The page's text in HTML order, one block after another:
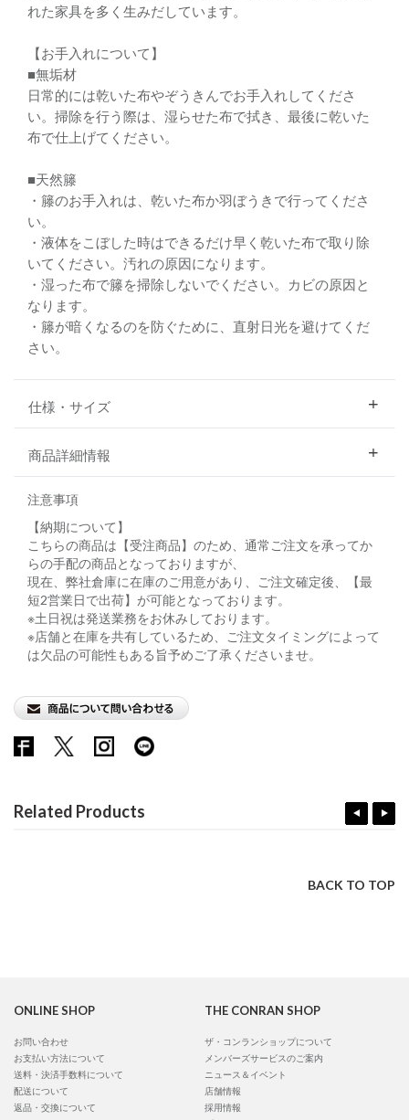
れた家具を多く生みだしています。
【お手入れについて】
■無垢材
日常的には乾いた布やぞうきんでお手入れしてくださ
い。掃除を行う際は、湿らせた布で拭き、最後に乾いた
布で仕上げてください。
■天然籐
・籐のお手入れは、乾いた布か羽ぼうきで行ってくださ
い。
・液体をこぼした時はできるだけ早く乾いた布で取り除
いてください。汚れの原因になります。
・湿った布で籐を掃除しないでください。カビの原因と
なります。
・籐が暗くなるのを防ぐために、直射日光を避けてくだ
さい。
仕様・サイズ
商品詳細情報
注意事項
【納期について】
こちらの商品は【受注商品】のため、通常ご注文を承ってか
らの手配の商品となっておりますが、
現在、弊社倉庫に在庫のご用意があり、ご注文確定後、【最
短2営業日で出荷】が可能となっております。
※土日祝は発送業務をお休みしております。
※店舗と在庫を共有しているため、ご注文タイミングによって
は欠品の可能性もある旨予めご了承くださいませ。
Related Products
BACK TO TOP
ONLINE SHOP
お問い合わせ
お支払い方法について
送料・決済手数料について
配送について
返品・交換について
THE CONRAN SHOP
ザ・コンランショップについて
メンバーズサービスのご案内
ニュース＆イベント
店舗情報
採用情報